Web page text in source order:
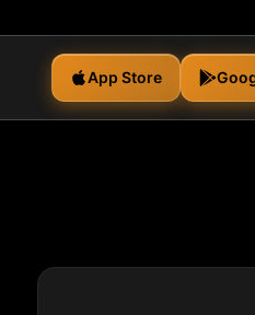
App Store